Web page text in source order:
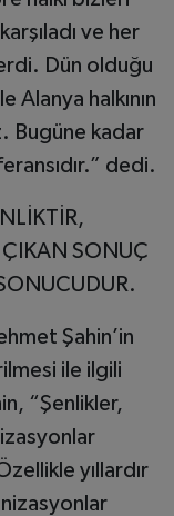
ve her
Dün olduğu
Alanya halkının
Bugüne kadar
dedi.
ÇIKAN SONUÇ
Şahin’in
ile ilgili
“Şenlikler,
yıllardır